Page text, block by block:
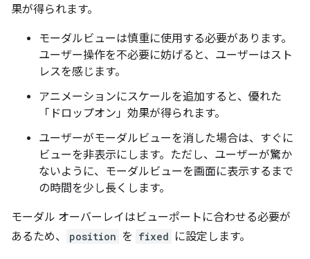
果が得られます。
モーダルビューは慎重に使用する必要があります。
ユーザー操作を不必要に妨げると、ユーザーはスト
レスを感じます。
アニメーションにスケールを追加すると、優れた
「ドロップオン」効果が得られます。
ユーザーがモーダルビューを消した場合は、すぐに
ビューを非表示にします。ただし、ユーザーが驚か
ないように、モーダルビューを画面に表示するまで
の時間を少し長くします。
モーダル オーバーレイはビューポートに合わせる必要が
あるため、
position を fixed に設定します。